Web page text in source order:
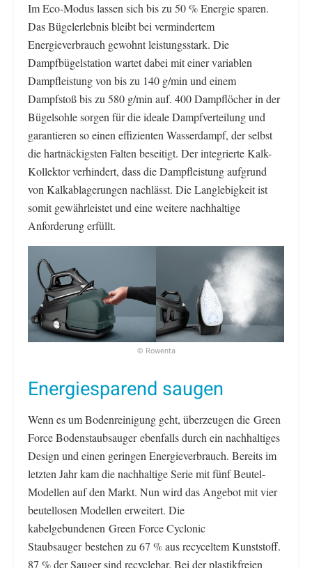
Im Eco-Modus lassen sich bis zu 50 % Energie sparen.
Das Bügelerlebnis bleibt bei vermindertem
Energieverbrauch gewohnt leistungsstark. Die
Dampfbügelstation wartet dabei mit einer variablen
Dampfleistung von bis zu 140 g/min und einem
Dampfstoß bis zu 580 g/min auf. 400 Dampflöcher in der
Bügelsohle sorgen für die ideale Dampfverteilung und
garantieren so einen effizienten Wasserdampf, der selbst
die hartnäckigsten Falten beseitigt. Der integrierte Kalk-
Kollektor verhindert, dass die Dampfleistung aufgrund
von Kalkablagerungen nachlässt. Die Langlebigkeit ist
somit gewährleistet und eine weitere nachhaltige
Anforderung erfüllt.
© Rowenta
Energiesparend saugen
Wenn es um Bodenreinigung geht, überzeugen die Green
Force Bodenstaubsauger ebenfalls durch ein nachhaltiges
Design und einen geringen Energieverbrauch. Bereits im
letzten Jahr kam die nachhaltige Serie mit fünf Beutel-
Modellen auf den Markt. Nun wird das Angebot mit vier
beutellosen Modellen erweitert. Die
kabelgebundenen Green Force Cyclonic
Staubsauger bestehen zu 67 % aus recyceltem Kunststoff.
87 % der Sauger sind recyclebar. Bei der plastikfreien